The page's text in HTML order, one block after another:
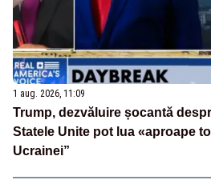
1 aug. 2026, 11:09
Trump, dezvăluire șocantă
Statele Unite pot lua «aproape
Ucrainei”